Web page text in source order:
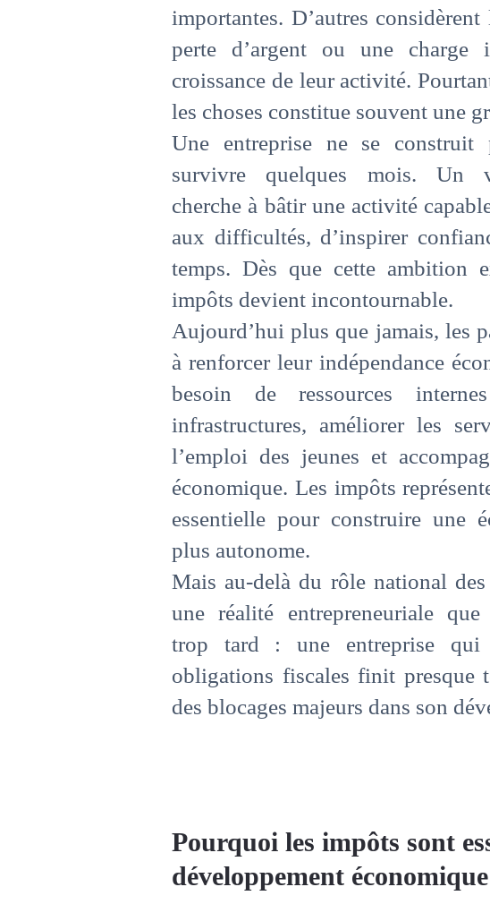
importantes. D’autres
perte d’argent ou une
croissance de leur activité.
les choses constitue souvent une
Une entreprise ne se construit
survivre quelques mois. Un
cherche à bâtir une activité
aux difficultés, d’inspirer
temps. Dès que cette ambition
impôts devient incontournable.
Aujourd’hui plus que jamais, les
à renforcer leur indépendance
besoin de ressources
infrastructures, améliorer les
l’emploi des jeunes et
économique. Les impôts
essentielle pour construire une
plus autonome.
Mais au-delà du rôle national
une réalité entrepreneuriale que
trop tard : une entreprise qui
obligations fiscales finit presque
des blocages majeurs dans son
Pourquoi les impôts sont
développement économique